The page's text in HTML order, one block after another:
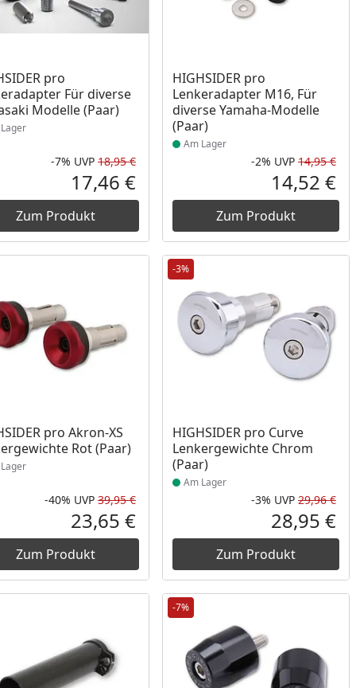
Preis
pro
Für diverse
Modelle (Paar)
am Lager
Rabatt in Prozent
-7%
Ursprünglicher Preis
UVP 18,95 €
Aktueller Preis
17,46 €
Zum Produkt
HIGHSIDER pro
Lenkeradapter M16, Für
diverse Yamaha-Modelle
(Paar)
Produkt am Lager
Am Lager
-2% UVP 14,95 €
14,52 €
Zum Produkt
Preis
pro Akron-XS
Rot (Paar)
am Lager
Rabatt in Prozent
-40%
Ursprünglicher Preis
UVP 39,95 €
Aktueller Preis
23,65 €
Zum Produkt
-3%
HIGHSIDER pro Curve
Lenkergewichte Chrom
(Paar)
Produkt am Lager
Am Lager
-3% UVP 29,96 €
28,95 €
Zum Produkt
-7%